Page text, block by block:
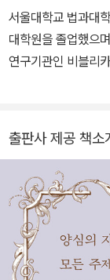
했다. 밀은 자라면서
의 밀은 생시몽, 칼
들로부터 역사주의
포함한 인간성의 계
벤담이나 제임스 밀
로 ‘세계의 개혁자
결함, 관료들이나
들을 발표하기 시작했다. 주요 저서로 《논리학 체계》《정
리》《대의정치론》
상이 담겨 있는 《
서울대학교 법과대
대학원을 졸업했으
연구기관인 비블리
와 자본주의 정신』(
원전을 번역한 책으
에티우스), 『유토피
있다. 그리스어 원
테스의 변명·크리톤
스토텔레스 수사학
출판사 제공 책소